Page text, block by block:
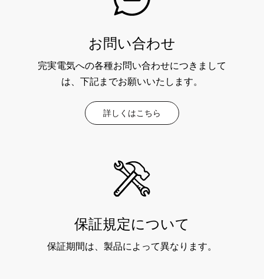
お問い合わせ
完実電気への各種お問い合わせにつきまして
は、下記までお願いいたします。
詳しくはこちら
保証規定について
保証期間は、製品によって異なります。